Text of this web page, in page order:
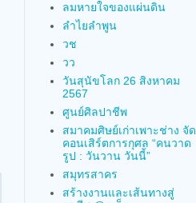
ลมหายใจของแผ่นดิน
ลำไยลำพูน
วช
วว
วันสุนัขโลก 26 สิงหาคม
2567
ศูนย์ศิลปาชีพ
สมาคมศิษย์เก่าเพาะช่าง จัด
คอนเสิร์ตการกุศล “คนวาด
รูป : วันวาน วันนี้”
สมุทรสาคร
สร้างงานและเส้นทางสู่